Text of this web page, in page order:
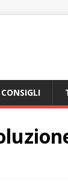
CONSIGLI